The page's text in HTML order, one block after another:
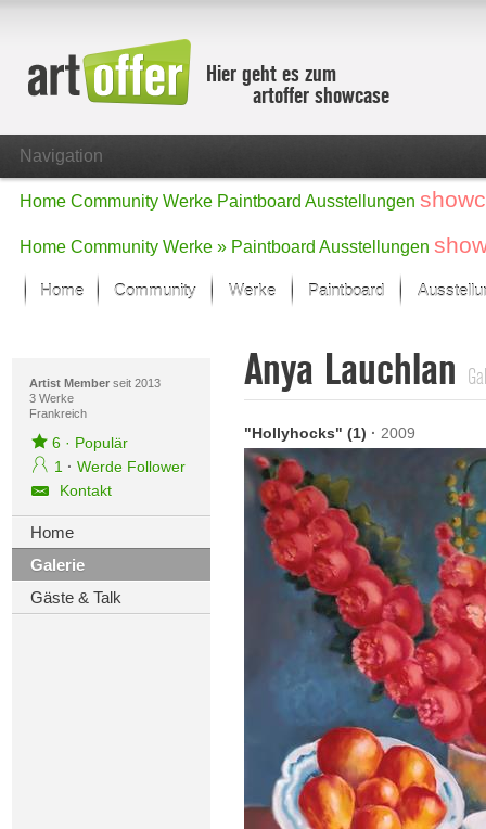
Hier geht es zum
artoffer showcase
Navigation
Home Community Werke Paintboard Ausstellungen
Home Community Werke » Paintboard Ausstellungen
Home Community Werke
Der letzte Monat im Fokus
Alle Fokus-Werke
Fokus-Werke
Neue Werke – Auswahl
Alle neuen Werke
Paintboard
Artist Memberseit 2013
3 Werke
Frankreich
6· Populär
1 · Werde Follower
Kontakt
Home
Galerie
Gäste & Talk
Anya Lauchlan
"Hollyhocks" (1) · 2009